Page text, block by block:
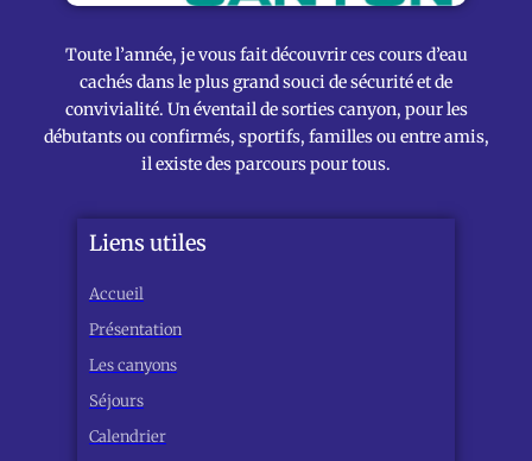
Toute l’année, je vous fait découvrir ces cours d’eau
cachés dans le plus grand souci de sécurité et de
convivialité. Un éventail de sorties canyon, pour les
débutants ou confirmés, sportifs, familles ou entre amis,
il existe des parcours pour tous.
Liens utiles
Accueil
Présentation
Les canyons
Séjours
Calendrier